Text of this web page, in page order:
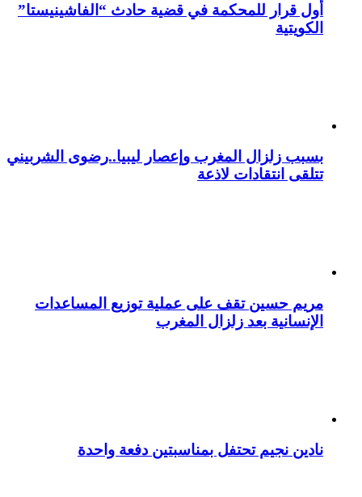
أول قرار للمحكمة في قضية حادث “الفاشينيستا”
الكويتية
بسبب زلزال المغرب وإعصار ليبيا..رضوى الشربيني
تتلقى انتقادات لاذعة
مريم حسين تقف على عملية توزيع المساعدات
الإنسانية بعد زلزال المغرب
نادين نجيم تحتفل بمناسبتين دفعة واحدة